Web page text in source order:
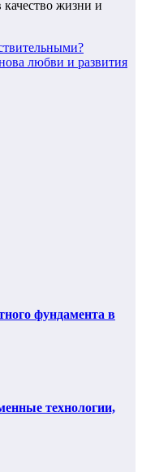
качество жизни и
любви и развития
фундамента в
технологии,